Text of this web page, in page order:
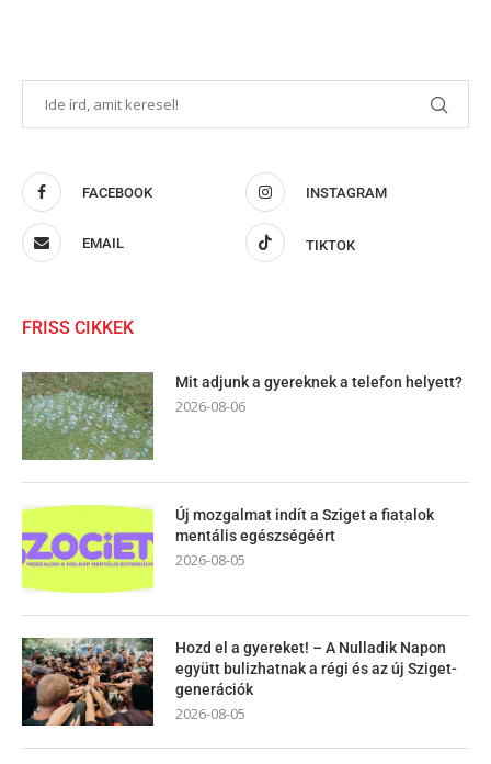
FACEBOOK INSTAGRAM
EMAIL TIKTOK
FRISS CIKKEK
Mit adjunk a gyereknek a telefon helyett?
2026-08-06
Új mozgalmat indít a Sziget a fiatalok
mentális egészségéért
2026-08-05
Hozd el a gyereket! – A Nulladik Napon
együtt bulizhatnak a régi és az új Sziget-
generációk
2026-08-05